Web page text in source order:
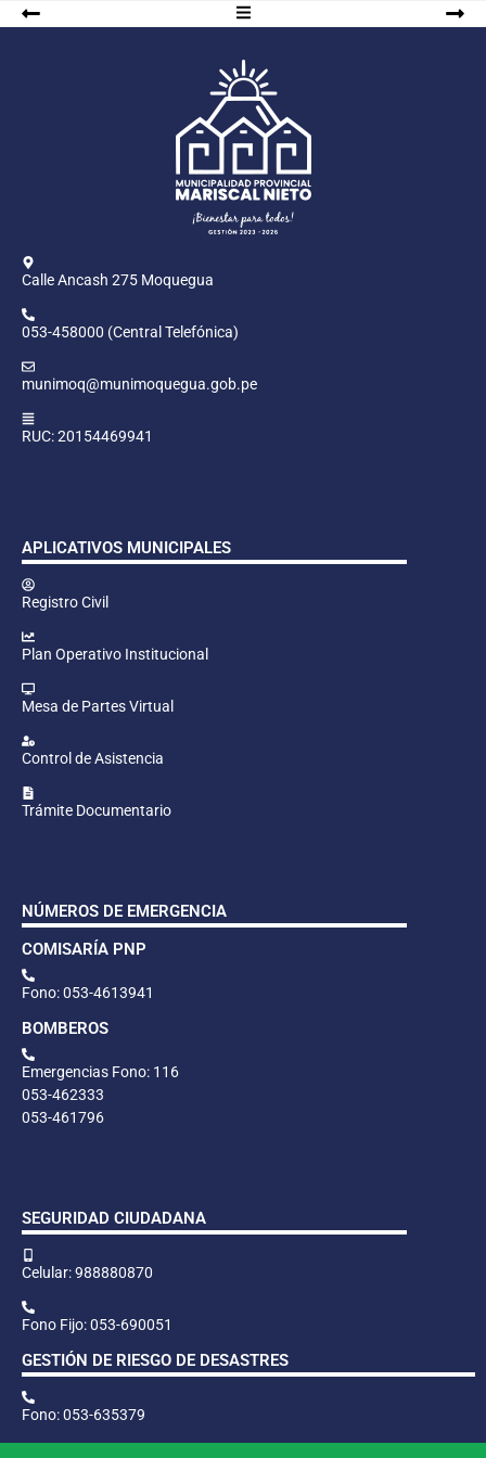
Calle Ancash 275 Moquegua
053-458000 (Central Telefónica)
munimoq@munimoquegua.gob.pe
RUC: 20154469941
APLICATIVOS MUNICIPALES
Registro Civil
Plan Operativo Institucional
Mesa de Partes Virtual
Control de Asistencia
Trámite Documentario
NÚMEROS DE EMERGENCIA
COMISARÍA PNP
Fono: 053-4613941
BOMBEROS
Emergencias Fono: 116
053-462333
053-461796
SEGURIDAD CIUDADANA
Celular: 988880870
Fono Fijo: 053-690051
GESTIÓN DE RIESGO DE DESASTRES
Fono: 053-635379